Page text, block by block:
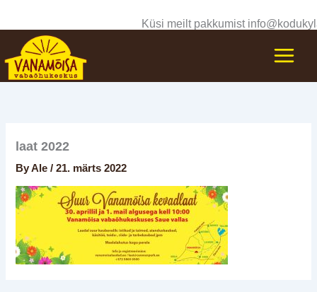
content
Küsi meilt pakkumist
laat 2022
ByAle/21. märts 2022